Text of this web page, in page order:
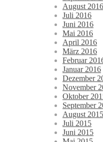
August 2016
Juli 2016
Juni 2016
Mai 2016
April 2016
März 2016
Februar
Januar 2016
Dezember
November
Oktober
September
August 2015
Juli 2015
Juni 2015